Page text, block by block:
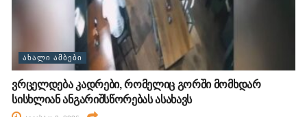
ᲐᲮᲐᲚᲘ ᲐᲛᲑᲔᲑᲘ
ვრცელდება კადრები, რომელიც გორში მომხდარ
სისხლიან ანგარიშსწორებას ასახავს